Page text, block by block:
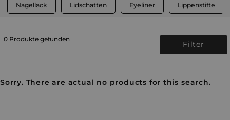
Nagellack Lidschatten Eyeliner Lippenstifte
0 Produkte gefunden
Filter
Sorry. There are actual no products for this search.